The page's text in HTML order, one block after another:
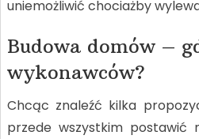
uniemożliwić chociażby
Budowa domów –
wykonawców?
Chcąc znaleźć kilka
przede wszystkim postawić